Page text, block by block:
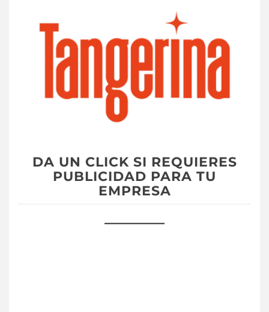
DA UN CLICK SI REQUIERES
PUBLICIDAD PARA TU
EMPRESA